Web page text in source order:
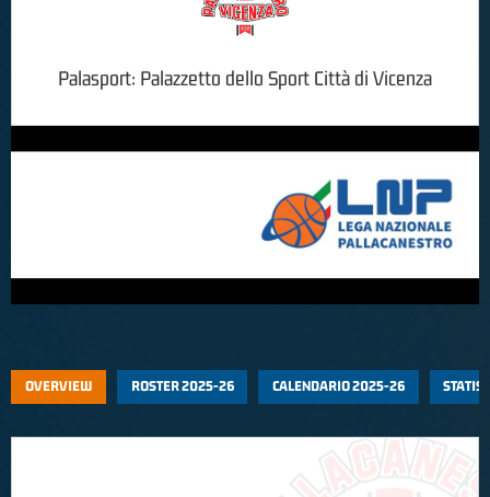
Palasport: Palazzetto dello Sport Città di Vicenza
OVERVIEW ROSTER 2025-26 CALENDARIO 2025-26